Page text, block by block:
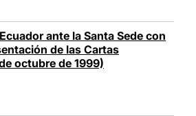
ante la Santa Sede con
de las Cartas
octubre de 1999)